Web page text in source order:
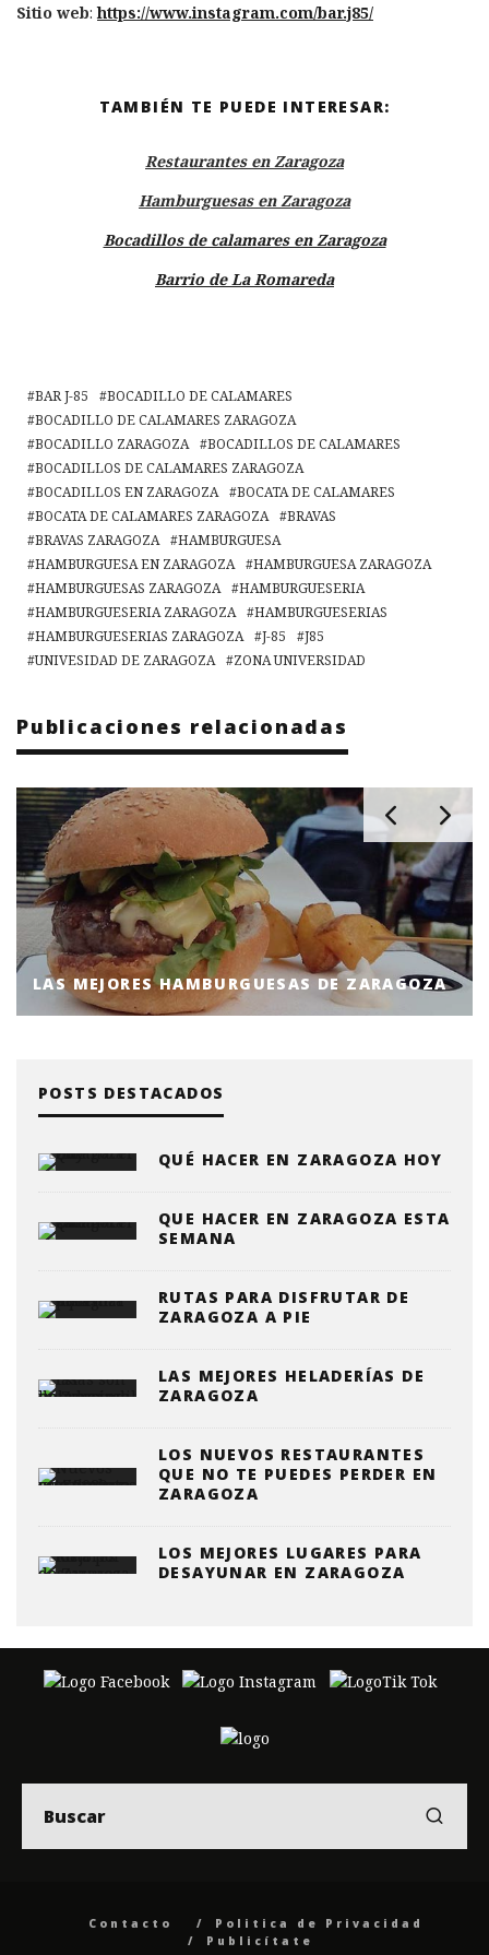
Sitio web:https://www.instagram.com/bar.j85/
TAMBIÉN TE PUEDE INTERESAR:
Restaurantes en Zaragoza
Hamburguesas en Zaragoza
Bocadillos de calamares en Zaragoza
Barrio de La Romareda
BAR J-85
BOCADILLO DE CALAMARES
BOCADILLO DE CALAMARES ZARAGOZA
BOCADILLO ZARAGOZA
BOCADILLOS DE CALAMARES
BOCADILLOS DE CALAMARES ZARAGOZA
BOCADILLOS EN ZARAGOZA
BOCATA DE CALAMARES
BOCATA DE CALAMARES ZARAGOZA
BRAVAS
BRAVAS ZARAGOZA
HAMBURGUESA
HAMBURGUESA EN ZARAGOZA
HAMBURGUESA ZARAGOZA
HAMBURGUESAS ZARAGOZA
HAMBURGUESERIA
HAMBURGUESERIA ZARAGOZA
HAMBURGUESERIAS
HAMBURGUESERIAS ZARAGOZA
J-85
J85
UNIVESIDAD DE ZARAGOZA
ZONA UNIVERSIDAD
Publicaciones relacionadas
LAS MEJORES HAMBURGUESAS DE ZARAGOZA
POSTS DESTACADOS
QUÉ HACER EN ZARAGOZA HOY
QUE HACER EN ZARAGOZA ESTA
SEMANA
RUTAS PARA DISFRUTAR DE
ZARAGOZA A PIE
LAS MEJORES HELADERÍAS DE
ZARAGOZA
LOS NUEVOS RESTAURANTES
QUE NO TE PUEDES PERDER EN
ZARAGOZA
LOS MEJORES LUGARES PARA
DESAYUNAR EN ZARAGOZA
Contacto
Politica de Privacidad
Publicítate